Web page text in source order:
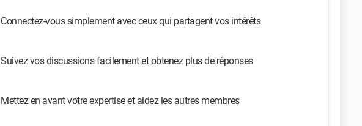
Connectez-vous simplement avec ceux qui partagent vos intérêts
Suivez vos discussions facilement et obtenez plus de réponses
Mettez en avant votre expertise et aidez les autres membres